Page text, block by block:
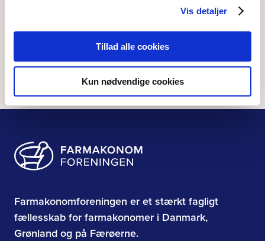
Vis detaljer
Tillad alle cookies
Kun nødvendige cookies
Medlemsfordele
Farmakonomforeningen er et stærkt fagligt
fællesskab for farmakonomer i Danmark,
Grønland og på Færøerne.